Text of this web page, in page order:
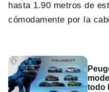
hasta 1.90 metros de
cómodamente por la
todo